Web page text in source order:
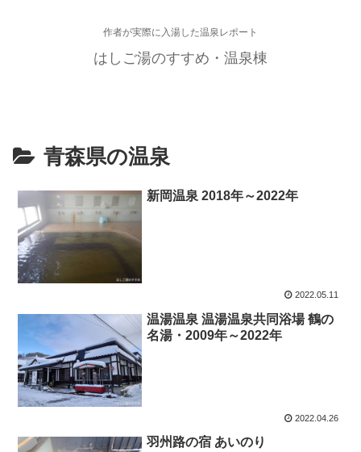
作者が実際に入湯した温泉レポート
はしご湯のすすめ・温泉棟
青森県の温泉
新岡温泉 2018年～2022年
2022.05.11
温湯温泉 温湯温泉共同浴場 鶴の
名湯・2009年～2022年
2022.04.26
羽州路の宿 あいのり